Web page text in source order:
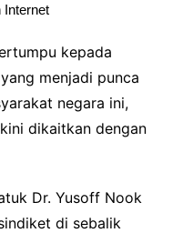
Internet
kepada
menjadi punca
negara ini,
dikaitkan dengan
Dr. Yusoff Nook
di sebalik